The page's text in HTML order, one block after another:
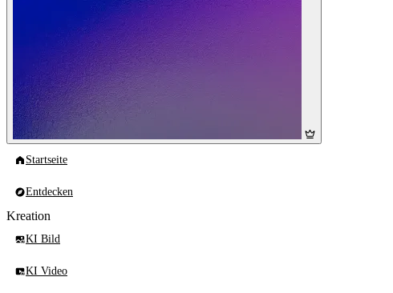
Startseite
Entdecken
Kreation
KI Bild
KI Video